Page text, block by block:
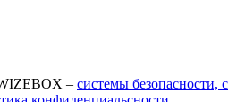
– системы безопасности,